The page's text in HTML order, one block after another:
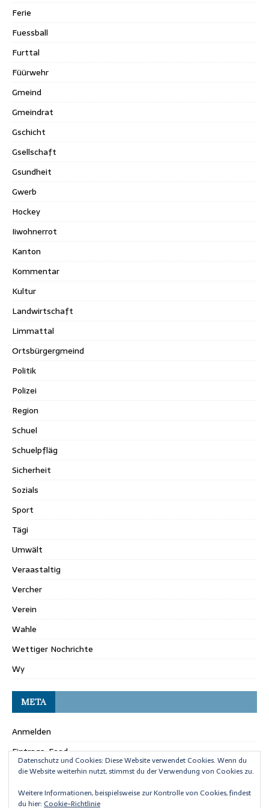
Ferie
Fuessball
Furttal
Füürwehr
Gmeind
Gmeindrat
Gschicht
Gsellschaft
Gsundheit
Gwerb
Hockey
Iiwohnerrot
Kanton
Kommentar
Kultur
Landwirtschaft
Limmattal
Ortsbürgergmeind
Politik
Polizei
Region
Schuel
Schuelpfläg
Sicherheit
Sozials
Sport
Tägi
Umwält
Veraastaltig
Vercher
Verein
Wahle
Wettiger Nochrichte
Wy
META
Anmelden
Eintrags-Feed
Kommentar-Feed
WordPress.org
Datenschutz und Cookies: Diese Website verwendet Cookies. Wenn du
die Website weiterhin nutzt, stimmst du der Verwendung von Cookies zu.
Weitere Informationen, beispielsweise zur Kontrolle von Cookies, findest
du hier: Cookie-Richtlinie